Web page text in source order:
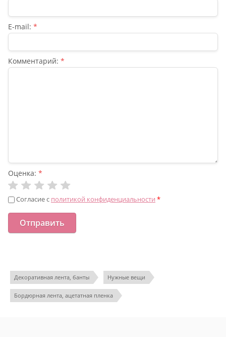
E-mail: *
Комментарий: *
Оценка: *
Согласие с политикой конфиденциальности *
Декоративная лента, банты Нужные вещи
Бордюрная лента, ацетатная пленка